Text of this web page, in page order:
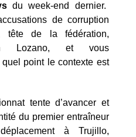
du week-end dernier.
de corruption
de la fédération,
Lozano, et vous
point le contexte est
tente d’avancer et
du premier entraîneur
à Trujillo,